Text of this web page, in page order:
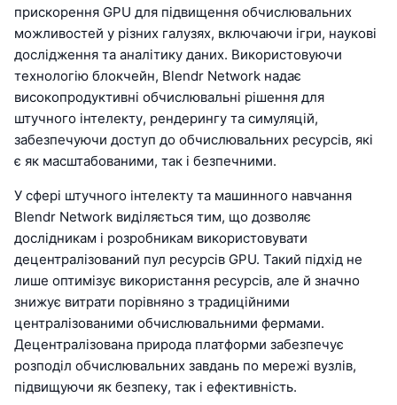
прискорення GPU для підвищення обчислювальних
можливостей у різних галузях, включаючи ігри, наукові
дослідження та аналітику даних. Використовуючи
технологію блокчейн, Blendr Network надає
високопродуктивні обчислювальні рішення для
штучного інтелекту, рендерингу та симуляцій,
забезпечуючи доступ до обчислювальних ресурсів, які
є як масштабованими, так і безпечними.
У сфері штучного інтелекту та машинного навчання
Blendr Network виділяється тим, що дозволяє
дослідникам і розробникам використовувати
децентралізований пул ресурсів GPU. Такий підхід не
лише оптимізує використання ресурсів, але й значно
знижує витрати порівняно з традиційними
централізованими обчислювальними фермами.
Децентралізована природа платформи забезпечує
розподіл обчислювальних завдань по мережі вузлів,
підвищуючи як безпеку, так і ефективність.